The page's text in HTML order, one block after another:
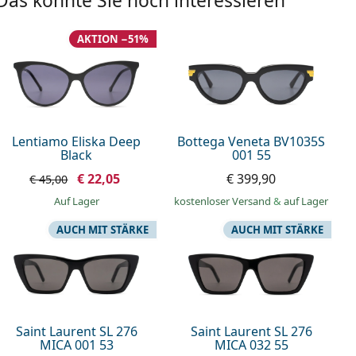
Lentiamo Eliska Deep
Black
AKTION −51%
€ 45,00 € 22,05
auf Lager
Bottega Veneta BV1035S
001 55
€ 399,90
kostenloser Versand& auf Lager
Saint Laurent SL 276
MICA 001 53
AUCH MIT STÄRKE
Saint Laurent SL 276
MICA 032 55
AUCH MIT STÄRKE